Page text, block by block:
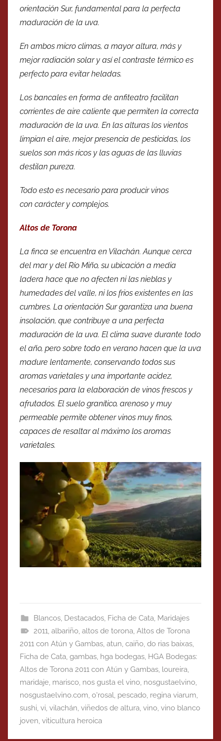
orientación Sur, fundamental para la perfecta
maduración de la uva.
En ambos micro climas, a mayor altura, más y
mejor radiación solar y así el contraste térmico es
perfecto para evitar heladas.
Los bancales en forma de anfiteatro facilitan
corrientes de aire caliente que permiten la correcta
maduración de la uva. En las alturas los vientos
limpian el aire, mejor presencia de pesticidas, los
suelos son más ricos y las aguas de las lluvias
destilan pureza.
Todo esto es necesario para producir vinos
con carácter y complejos.
Altos de Torona
La finca se encuentra en Vilachán. Aunque cerca
del mar y del Río Miño, su ubicación a media
ladera hace que no afecten ni las nieblas y
humedades del valle, ni los frios existentes en las
cumbres. La orientación Sur garantiza una buena
insolación, que contribuye a una perfecta
maduración de la uva. El clima suave durante todo
el año, pero sobre todo en verano hacen que la uva
madure lentamente, conservando todos sus
aromas varietales y una importante acidez,
necesarios para la elaboración de vinos frescos y
afrutados. El suelo granítico, arenoso y muy
permeable permite obtener vinos muy finos,
capaces de resaltar al máximo los aromas
varietales.
Blancos, Destacados, Ficha de Cata Maridajes
2011 albariño, altos de torona Altos de Torona
2011 con Atún y Gambas atun caiño do rias baixas
Ficha de Cata gambas hga bodegas HGA Bodegas:
Altos de Torona 2011 con Atún y Gambas loureira
maridaje marisco nos gusta el vino nosgustaelvino
nosgustaelvino.com o'rosal pescado regina viarum
sushi vi vilachán viñedos de altura vino vino blanco
joven viticultura heroica